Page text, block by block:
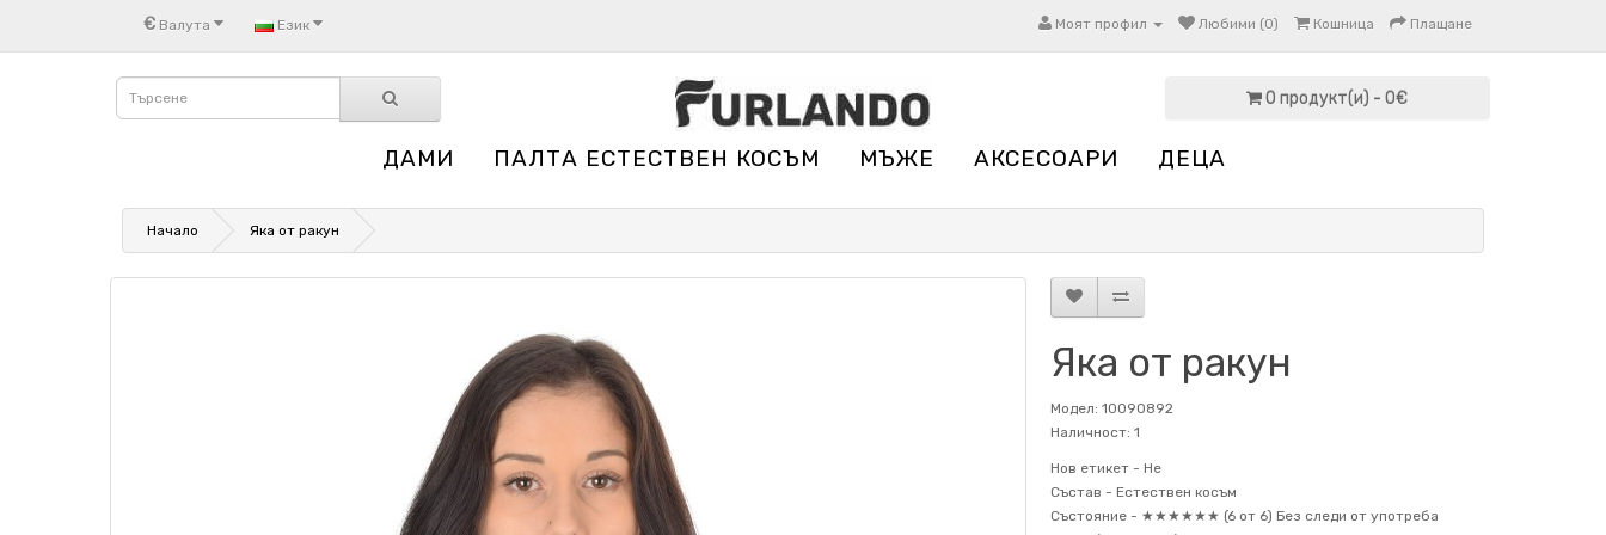
€ Валута Език Моят профил Любими (0) Кошница Плащане
0 продукт(и) - 0€
ДАМИ ПАЛТА ЕСТЕСТВЕН КОСЪМ МЪЖЕ АКСЕСОАРИ ДЕЦА
Начало Яка от ракун
Яка от ракун
Модел: 10090892
Наличност: 1
Нов етикет - Не
Състав - Естествен косъм
Състояние - ★★★★★★ (6 от 6) Без следи от употреба